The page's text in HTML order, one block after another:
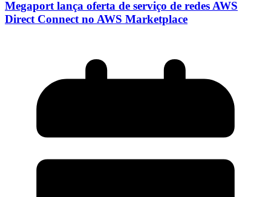
Megaport lança oferta de serviço de redes AWS
Direct Connect no AWS Marketplace